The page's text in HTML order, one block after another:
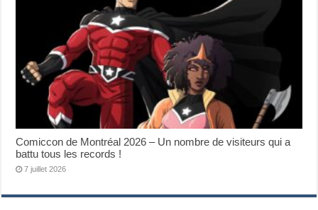
Comiccon de Montréal 2026 – Un nombre de visiteurs qui a
battu tous les records !
7 juillet 2026